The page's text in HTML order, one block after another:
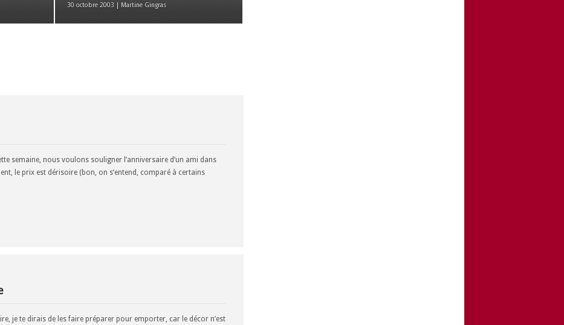
30 octobre 2003 | Martine Gingras
semaine, nous voulons souligner l’anniversaire d’un ami dans
le prix est dérisoire (bon, on s’entend, comparé à certains
je te dirais de les faire préparer pour emporter, car le décor n’est